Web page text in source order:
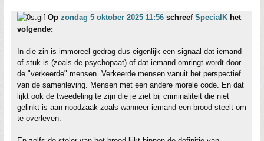
Op zondag 5 oktober 2025 11:56 schreef SpecialK het
volgende:
In die zin is immoreel gedrag dus eigenlijk een signaal dat iemand
of stuk is (zoals de psychopaat) of dat iemand omringt wordt door
de "verkeerde" mensen. Verkeerde mensen vanuit het perspectief
van de samenleving. Mensen met een andere morele code. En dat
lijkt ook de tweedeling te zijn die je ziet bij criminaliteit die niet
gelinkt is aan noodzaak zoals wanneer iemand een brood steelt om
te overleven.